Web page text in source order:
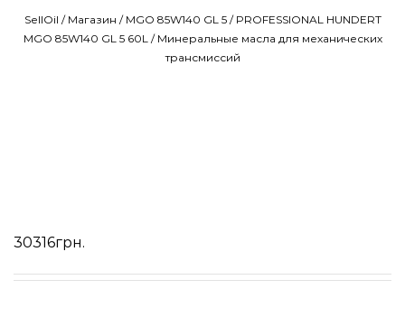
SellOil / Магазин / MGO 85W140 GL 5/ PROFESSIONAL HUNDERT
MGO 85W140 GL 5 60L / Минеральные масла для механических
трансмиссий
30316грн.